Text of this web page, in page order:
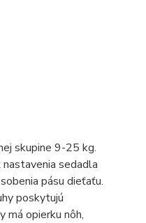
skupine 9-25 kg.
sedadla
pásu dieťaťu.
poskytujú
má opierku nôh,